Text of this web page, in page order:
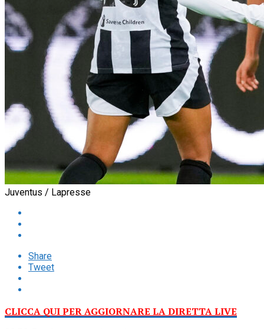
Juventus / Lapresse
Share
Tweet
CLICCA QUI PER AGGIORNARE LA DIRETTA LIVE